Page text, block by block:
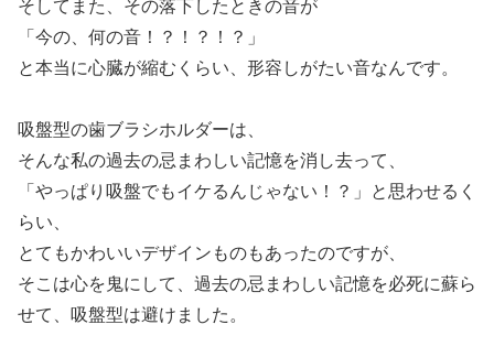
そしてまた、その落下したときの音が
「今の、何の音！？！？！？」
と本当に心臓が縮むくらい、形容しがたい音なんです。
吸盤型の歯ブラシホルダーは、
そんな私の過去の忌まわしい記憶を消し去って、
「やっぱり吸盤でもイケるんじゃない！？」と思わせるく
らい、
とてもかわいいデザインものもあったのですが、
そこは心を鬼にして、過去の忌まわしい記憶を必死に蘇ら
せて、吸盤型は避けました。